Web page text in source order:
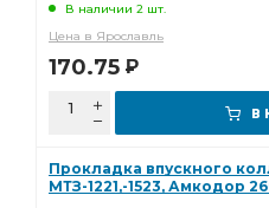
В наличии 2 шт.
Цена в Ярославль
170.75 Р
В
Прокладка впускного
МТЗ-1221,-1523, Амкодор